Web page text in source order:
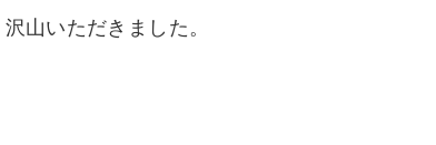
沢山いただきました。